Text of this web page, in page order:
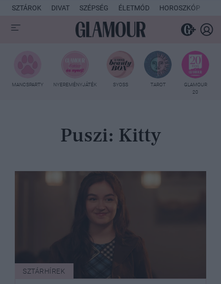
SZTÁROK DIVAT SZÉPSÉG ÉLETMÓD HOROSZKÓP
MANCSPARTY NYEREMÉNYJÁTÉK SYOSS TAROT
GLAMOUR
20
Puszi: Kitty
SZTÁRHÍREK